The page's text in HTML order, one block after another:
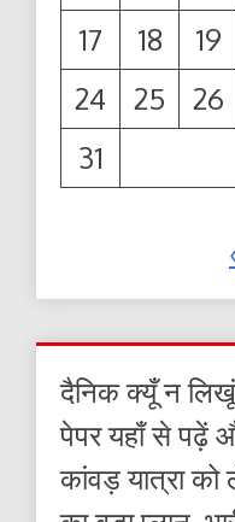
17
18 19
24
25 26
31
दैनिक क्यूँ न
पेपर यहाँ से पढ़ें
कांवड़ यात्रा